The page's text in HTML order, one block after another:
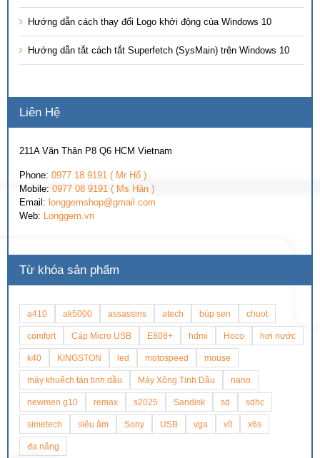
Hướng dẫn cách thay đổi Logo khởi động của Windows 10
Hướng dẫn tắt cách tắt Superfetch (SysMain) trên Windows 10
Liên Hệ
211A Văn Thân P8 Q6 HCM Vietnam
Phone: 0977 18 9191 ( Mr Hổ )
Mobile: 0977 08 9191 ( Ms Hân )
Email: longgemshop@gmail.com
Web: Longgem.vn
Từ khóa sản phẩm
a410 ak5000 assassins atech búp sen chuot
comfort Cáp Micro USB E808+ hdmi Hoco hơi nước
k40 KINGSTON led motospeed mouse
máy khuếch tán tinh dầu Máy Xông Tinh Dầu nano
newmen g10 remax s2025 Sandisk sd sdhc
simetech siêu âm Sony USB vga vít x6s
đa năng